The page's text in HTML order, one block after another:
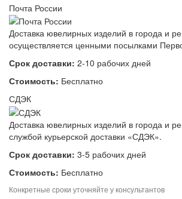
Почта России
Доставка ювелирных изделий в города и
осуществляется ценными посылками
Срок доставки: 2-10 рабочих дней
Стоимость: Бесплатно
СДЭК
Доставка ювелирных изделий в города и
службой курьерской доставки «СДЭК».
Срок доставки: 3-5 рабочих дней
Стоимость: Бесплатно
Конкретные сроки уточняйте у консультантов